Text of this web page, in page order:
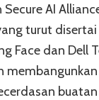
AI
turut disertai
Face dan Dell
buatan